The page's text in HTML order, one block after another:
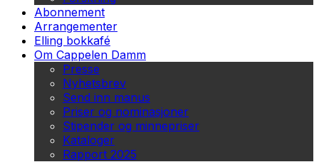
Abonnement
Arrangementer
Elling bokkafé
Om Cappelen Damm
Presse
Nyhetsbrev
Send inn manus
Priser og nominasjoner
Stipender og minnepriser
Kataloger
Rapport 2025